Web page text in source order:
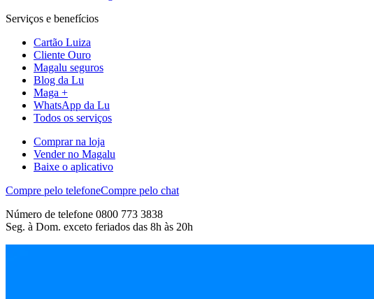
Serviços e benefícios
Cartão Luiza
Cliente Ouro
Magalu seguros
Blog da Lu
Maga +
WhatsApp da Lu
Todos os serviços
Comprar na loja
Vender no Magalu
Baixe o aplicativo
Compre pelo telefoneCompre pelo chat
Número de telefone 0800 773 3838
Seg. à Dom. exceto feriados das 8h às 20h